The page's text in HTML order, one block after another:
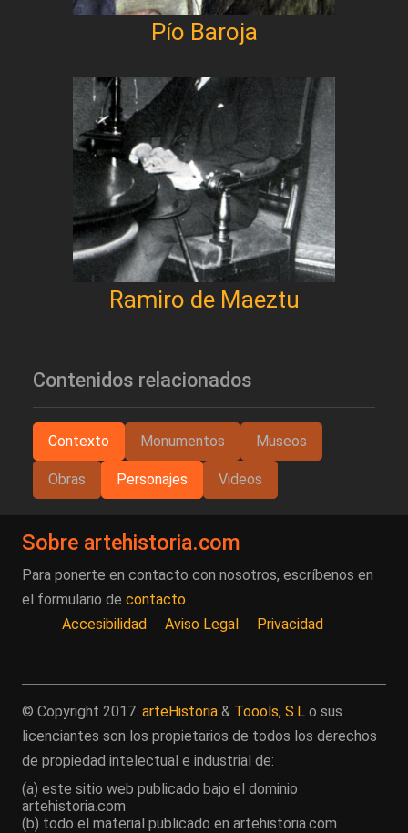
Pío Baroja
Ramiro de Maeztu
Contenidos relacionados
Contexto Monumentos Museos
Obras Personajes Videos
Sobre artehistoria.com
Para ponerte en contacto con nosotros, escríbenos en
el formulario de contacto
Accesibilidad
Aviso Legal Privacidad
© Copyright 2017. arteHistoria & Toools, S.L o sus
licenciantes son los propietarios de todos los derechos
de propiedad intelectual e industrial de:
(a) este sitio web publicado bajo el dominio
artehistoria.com
(b) todo el material publicado en artehistoria.com